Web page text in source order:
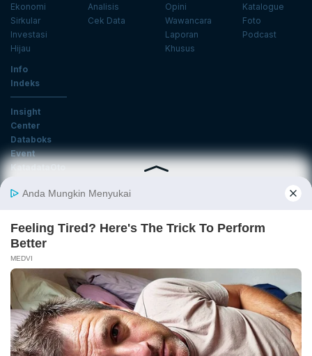
Ekonomi
Sirkular
Investasi
Hijau
Analisis
Cek Data
Opini
Wawancara
Laporan
Khusus
Katalogue
Foto
Podcast
Info
Indeks
Insight
Center
Databoks
Event
KatadataOto
Email
Daftar
Tentang Katadata Advertising Karier
Pedoman Media Siber
Kebijakan Privasi
Disclaimer
Hubungi Kami